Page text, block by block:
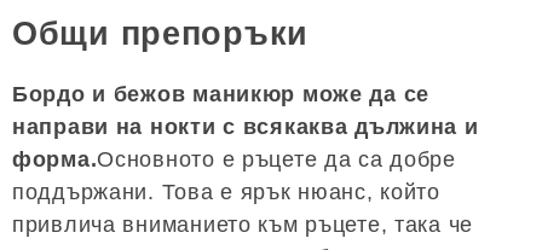
Общи препоръки
Бордо и бежов маникюр може да се
направи на нокти с всякаква дължина и
форма.Основното е ръцете да са добре
поддържани. Това е ярък нюанс, който
привлича вниманието към ръцете, така че